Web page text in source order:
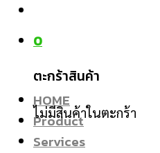
0
ตะกร้าสินค้า
ไม่มีสินค้าในตะกร้า
HOME
Product
Services